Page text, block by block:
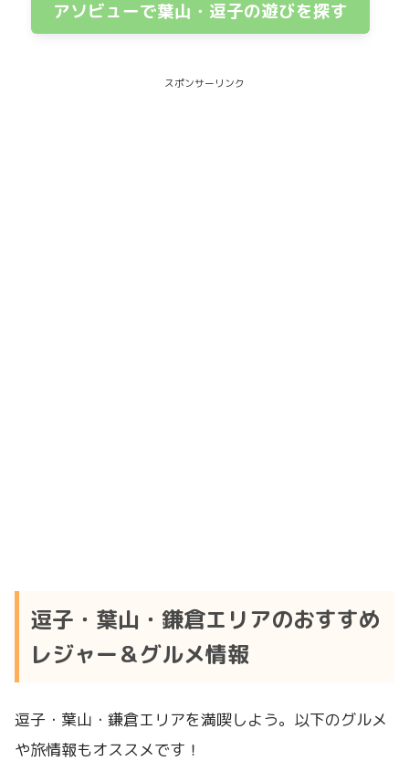
アソビューで葉山・逗子の遊びを探す
スポンサーリンク
逗子・葉山・鎌倉エリアのおすすめ
レジャー＆グルメ情報
逗子・葉山・鎌倉エリアを満喫しよう。以下のグルメ
や旅情報もオススメです！